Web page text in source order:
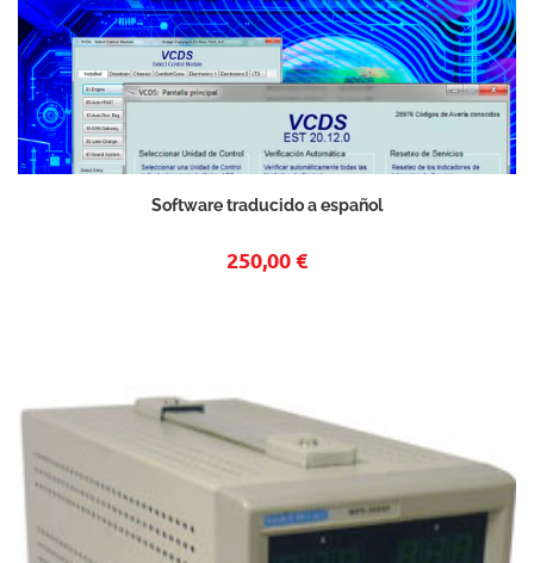
Software traducido a español
250,00 €